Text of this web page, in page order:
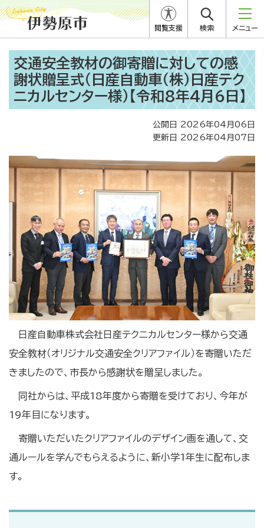
閲覧支援 検索 メニュー
交通安全教材の御寄贈に対しての感
謝状贈呈式（日産自動車（株）日産テク
ニカルセンター様）【令和8年4月6日】
公開日 2026年04月06日
更新日 2026年04月07日
日産自動車株式会社日産テクニカルセンター様から交通
安全教材（オリジナル交通安全クリアファイル）を寄贈いただ
きましたので、市長から感謝状を贈呈しました。
同社からは、平成18年度から寄贈を受けており、今年が
19年目になります。
寄贈いただいたクリアファイルのデザイン画を通して、交
通ルールを学んでもらえるように、新小学1年生に配布しま
す。